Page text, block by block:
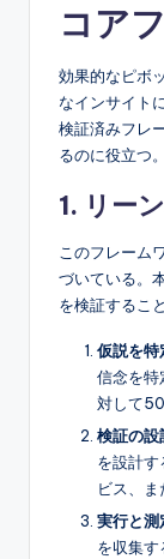
コア
効果的なピボ
なインサイト
検証済みフレ
るのに役立つ。
1. リー
このフレーム
づいている。
を検証するこ
仮説を特
信念を特
対して
検証の設
を設計
ビス、ま
実行と測
を収集す